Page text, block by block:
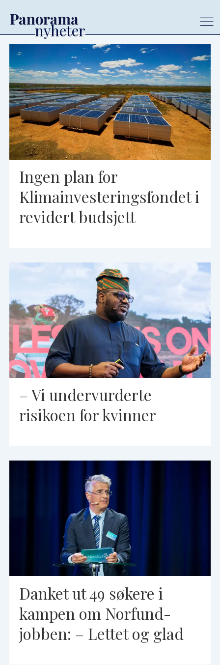
Tag:
norfund
Ingen plan for
Klimainvesteringsfondet i
revidert budsjett
– Vi undervurderte
risikoen for kvinner
Danket ut 49 søkere i
kampen om Norfund-
jobben: – Lettet og glad